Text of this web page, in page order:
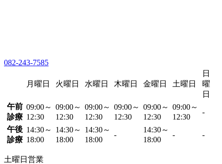
082-243-7585
月曜日 火曜日 水曜日 木曜日 金曜日 土曜日
日
曜
日
午前
診療
09:00～
12:30
09:00～
12:30
09:00～
12:30
09:00～
12:30
09:00～
12:30
09:00～
12:30
-
午後
診療
14:30～
18:00
14:30～
18:00
14:30～
18:00
-
14:30～
18:00
- -
土曜日営業